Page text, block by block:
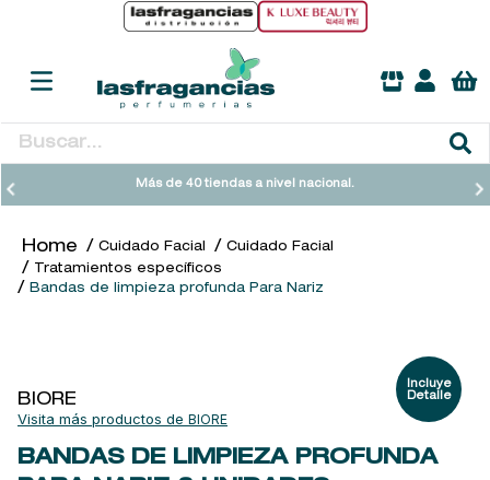
Buscar...
Más de 40 tiendas a nivel nacional.
Cuidado Facial
Cuidado Facial
Tratamientos específicos
Bandas de limpieza profunda Para Nariz
BIORE
BIORE
BANDAS DE LIMPIEZA PROFUNDA
TÉRMINOS MÁS BUSCADOS
2.
sol ipanema
.
cleanance
6.
woods of windsor
7.
kool beauty serum